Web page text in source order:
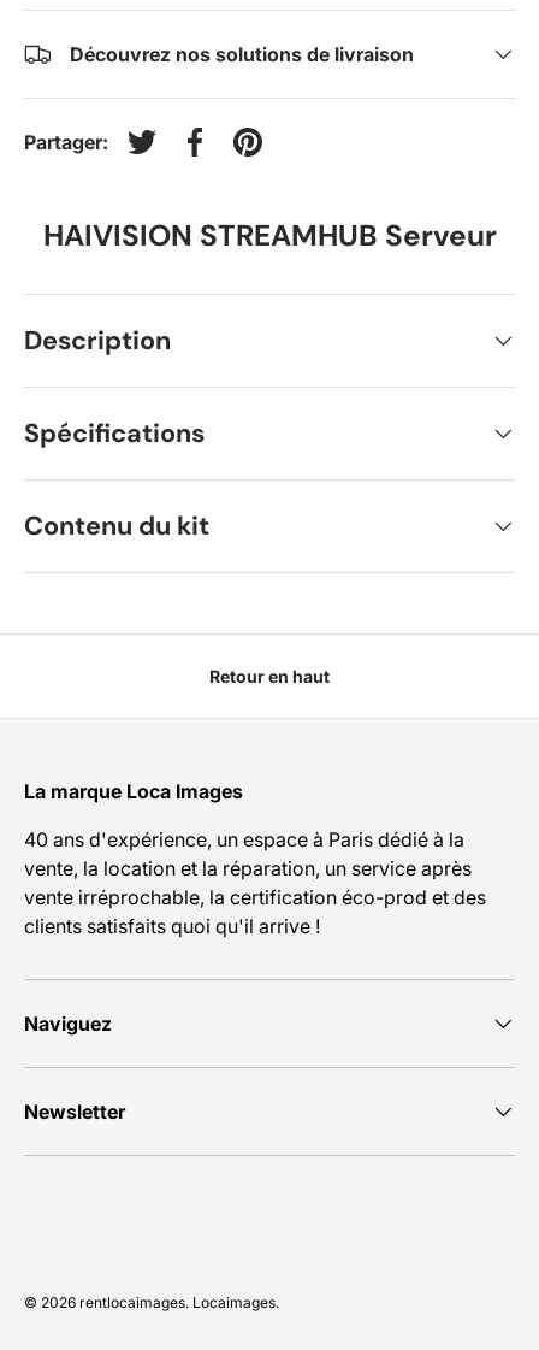
Découvrez nos solutions de livraison
Partager:
Tweeter sur Twitter
Partager sur Facebook
Épingler sur Pinterest
HAIVISION STREAMHUB Serveur
Description
Spécifications
Contenu du kit
Retour en haut
La marque Loca Images
40 ans d'expérience, un espace à Paris dédié à la
vente, la location et la réparation, un service après
vente irréprochable, la certification éco-prod et des
clients satisfaits quoi qu'il arrive !
Naviguez
Newsletter
© 2026 rentlocaimages. Locaimages.